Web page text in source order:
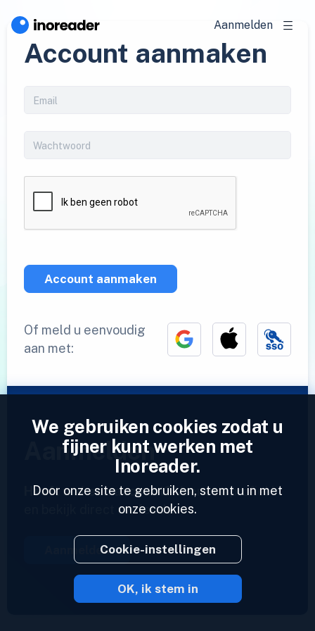
Aanmelden
Account aanmaken
Account aanmaken
Of meld u eenvoudig
aan met:
Aanmelden
Heeft u al een account?Voer een profiel in
en bekijk direct uw feeds.
Aanmelden
2023 © Inoreader
We gebruiken cookies zodat u
fijner kunt werken met
Inoreader.
Door onze site te gebruiken, stemt u in met
onze cookies.
Cookie-instellingen
OK, ik stem in